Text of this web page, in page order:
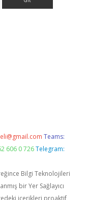
Teams:
606 0 726 Telegram:
Bilgi Teknolojileri
bir Yer Sağlayıcı
içerikleri proaktif